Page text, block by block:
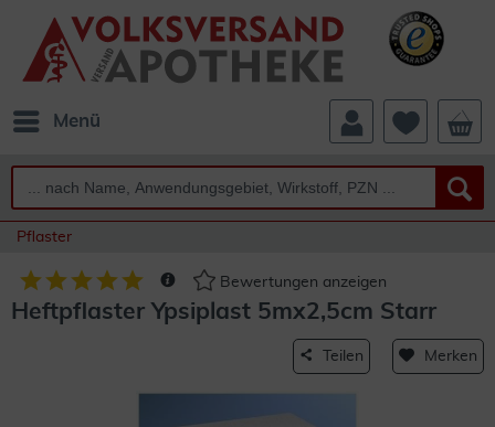
Menü
Pflaster
Bewertungen anzeigen
Heftpflaster Ypsiplast 5mx2,5cm Starr
Teilen Merken